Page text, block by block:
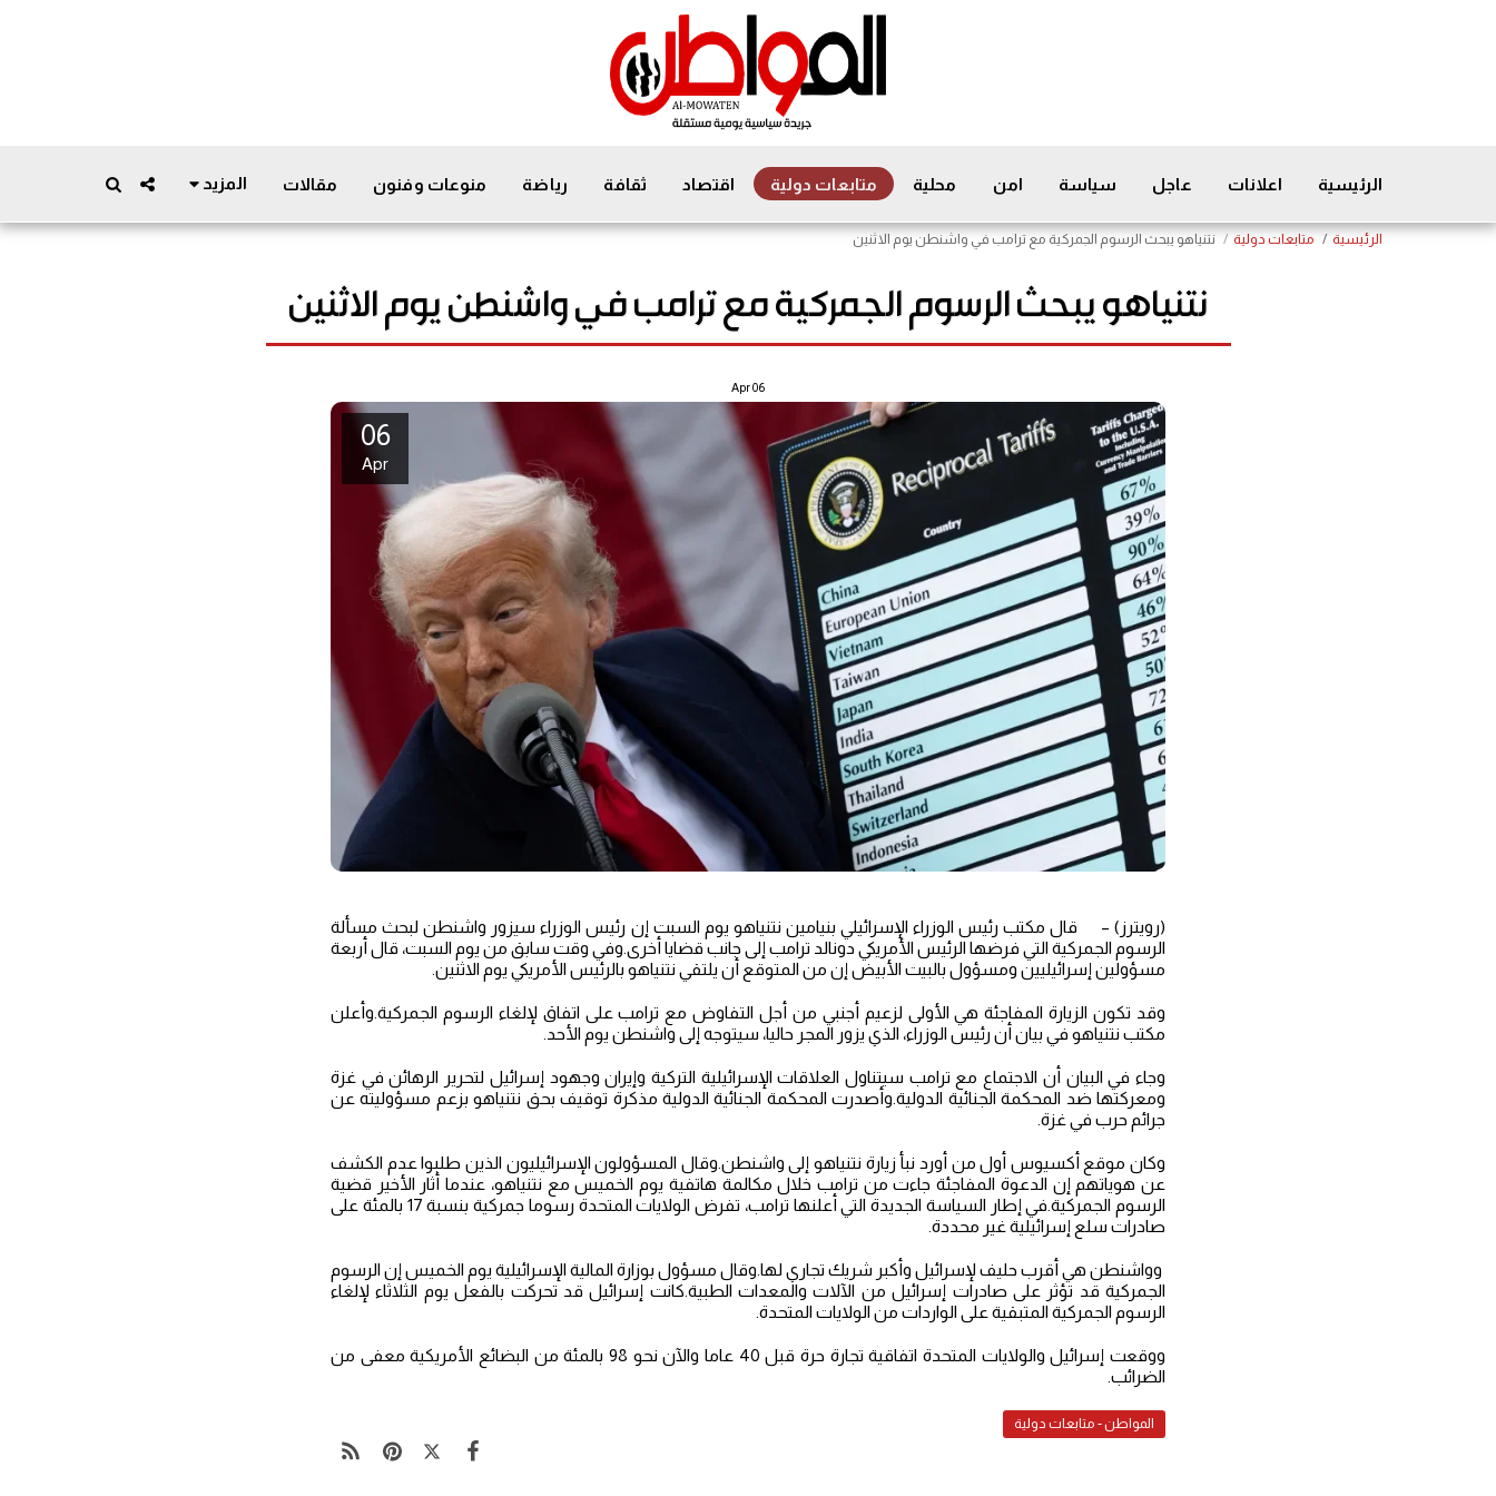
الرئيسية اعلانات عاجل سياسة امن محلية متابعات دولية اقتصاد ثقافة رياضة منوعات وفنون مقالات المزيد
الرئيسية متابعات دولية نتنياهو يبحث الرسوم الجمركية مع ترامب في واشنطن يوم الاثنين
نتنياهو يبحث الرسوم الجمركية مع ترامب في واشنطن يوم الاثنين
06
Apr
06
Apr
(رويترز) – قال مكتب رئيس الوزراء الإسرائيلي بنيامين نتنياهو يوم السبت إن رئيس الوزراء سيزور واشنطن لبحث مسألة
الرسوم الجمركية التي فرضها الرئيس الأمريكي دونالد ترامب إلى جانب قضايا أخرى.وفي وقت سابق من يوم السبت، قال أربعة
مسؤولين إسرائيليين ومسؤول بالبيت الأبيض إن من المتوقع أن يلتقي نتنياهو بالرئيس الأمريكي يوم الاثنين.
وقد تكون الزيارة المفاجئة هي الأولى لزعيم أجنبي من أجل التفاوض مع ترامب على اتفاق لإلغاء الرسوم الجمركية.وأعلن
مكتب نتنياهو في بيان أن رئيس الوزراء، الذي يزور المجر حاليا، سيتوجه إلى واشنطن يوم الأحد.
وجاء في البيان أن الاجتماع مع ترامب سيتناول العلاقات الإسرائيلية التركية وإيران وجهود إسرائيل لتحرير الرهائن في غزة
ومعركتها ضد المحكمة الجنائية الدولية.وأصدرت المحكمة الجنائية الدولية مذكرة توقيف بحق نتنياهو بزعم مسؤوليته عن
جرائم حرب في غزة.
وكان موقع أكسيوس أول من أورد نبأ زيارة نتنياهو إلى واشنطن.وقال المسؤولون الإسرائيليون الذين طلبوا عدم الكشف
عن هوياتهم إن الدعوة المفاجئة جاءت من ترامب خلال مكالمة هاتفية يوم الخميس مع نتنياهو، عندما أثار الأخير قضية
الرسوم الجمركية.في إطار السياسة الجديدة التي أعلنها ترامب، تفرض الولايات المتحدة رسوما جمركية بنسبة 17 بالمئة على
صادرات سلع إسرائيلية غير محددة.
وواشنطن هي أقرب حليف لإسرائيل وأكبر شريك تجاري لها.وقال مسؤول بوزارة المالية الإسرائيلية يوم الخميس إن الرسوم
الجمركية قد تؤثر على صادرات إسرائيل من الآلات والمعدات الطبية.كانت إسرائيل قد تحركت بالفعل يوم الثلاثاء لإلغاء
الرسوم الجمركية المتبقية على الواردات من الولايات المتحدة.
ووقعت إسرائيل والولايات المتحدة اتفاقية تجارة حرة قبل 40 عاما والآن نحو 98 بالمئة من البضائع الأمريكية معفى من
الضرائب.
المواطن - متابعات دولية